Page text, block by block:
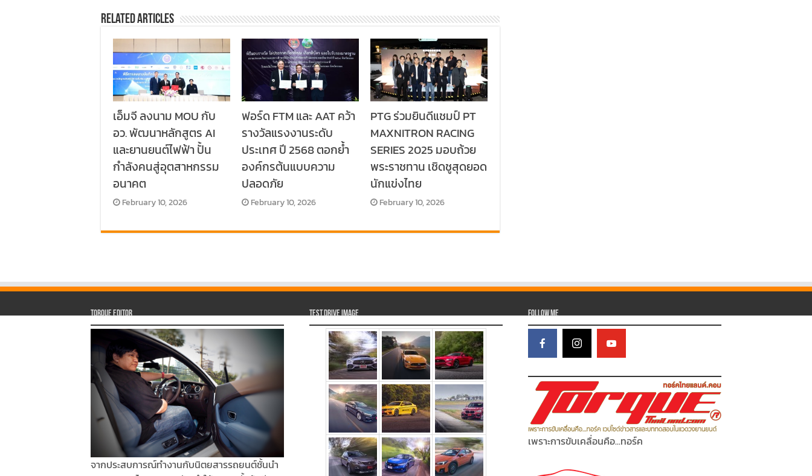
Related Articles
เอ็มจี ลงนาม MOU กับ
อว. พัฒนาหลักสูตร AI
และยานยนต์ไฟฟ้า ปั้น
กำลังคนสู่อุตสาหกรรม
อนาคต
February 10, 2026
ฟอร์ด FTM และ AAT คว้า
รางวัลแรงงานระดับ
ประเทศ ปี 2568 ตอกย้ำ
องค์กรต้นแบบความ
ปลอดภัย
February 10, 2026
PTG ร่วมยินดีแชมป์ PT
MAXNITRON RACING
SERIES 2025 มอบถ้วย
พระราชทาน เชิดชูสุดยอด
นักแข่งไทย
February 10, 2026
Torque Editor
จากประสบการณ์ทำงานกับนิตยสารรถยนต์ชั้นนำ
Test Drive Image Follow Me
เพราะการขับเคลื่อนคือ...ทอร์ค